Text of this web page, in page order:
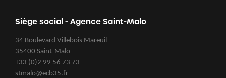
Siège social - Agence Saint-Malo
34 Boulevard Villebois Mareuil
35400 Saint-Malo
+33 (0)2 99 56 73 73
stmalo@ecb35.fr